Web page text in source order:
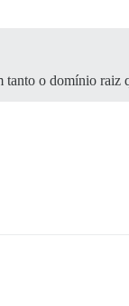
o domínio raiz